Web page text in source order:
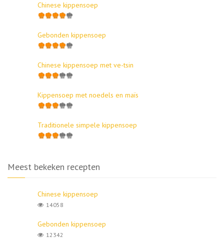
Chinese kippensoep
Gebonden kippensoep
Chinese kippensoep met ve-tsin
Kippensoep met noedels en maïs
Traditionele simpele kippensoep
Meest bekeken recepten
Chinese kippensoep
14058
Gebonden kippensoep
12342